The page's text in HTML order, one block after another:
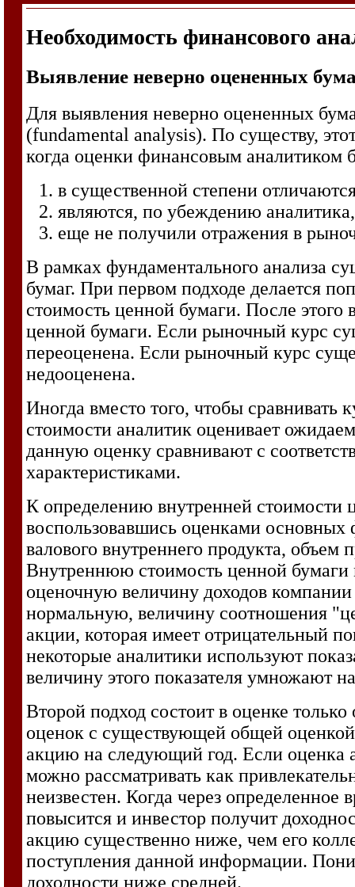
Необходимость финансового
Выявление неверно оцененных
Для выявления неверно оцененных
(fundamental analysis). По существу,
когда оценки финансовым
в существенной степени
являются, по убеждению
еще не получили отражения в
В рамках фундаментального анализа
бумаг. При первом подходе делается
стоимость ценной бумаги. После
ценной бумаги. Если рыночный курс
переоценена. Если рыночный курс
недооценена.
Иногда вместо того, чтобы
стоимости аналитик оценивает
данную оценку сравнивают с
характеристиками.
К определению внутренней стоимости
воспользовавшись оценками основных
валового внутреннего продукта,
Внутреннюю стоимость ценной
оценочную величину доходов
нормальную, величину соотношения
акции, которая имеет отрицательный
некоторые аналитики используют
величину этого показателя умножают
Второй подход состоит в оценке
оценок с существующей общей
акцию на следующий год. Если оценка
можно рассматривать как
неизвестен. Когда через
повысится и инвестор получит
акцию существенно ниже, чем его
поступления данной информации.
доходности ниже средней.